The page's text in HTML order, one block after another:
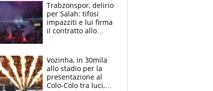
Trabzonspor, delirio
per Salah: tifosi
impazziti e lui firma
il contratto allo
Vozinha, in 30mila
allo stadio per la
presentazione al
Colo-Colo tra luci,